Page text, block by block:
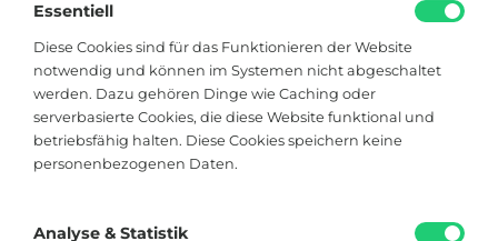
Essentiell
Diese Cookies sind für das Funktionieren der Website
notwendig und können im Systemen nicht abgeschaltet
werden. Dazu gehören Dinge wie Caching oder
serverbasierte Cookies, die diese Website funktional und
betriebsfähig halten. Diese Cookies speichern keine
personenbezogenen Daten.
Analyse & Statistik
Blogger, Berater für nachhaltiges
Kommunikationsdesign, Catering
Viktoriastraße 48
33602 Bielefeld
hallo@soistfein.de